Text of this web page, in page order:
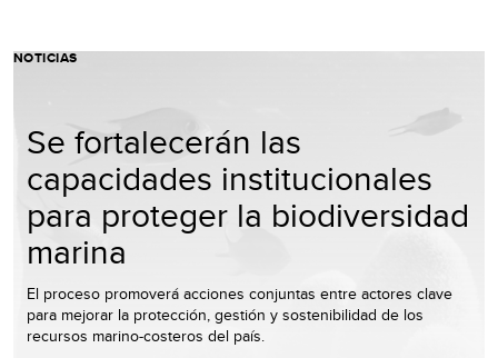
NOTICIAS
Se fortalecerán las
capacidades institucionales
para proteger la biodiversidad
marina
El proceso promoverá acciones conjuntas entre actores clave
para mejorar la protección, gestión y sostenibilidad de los
recursos marino-costeros del país.